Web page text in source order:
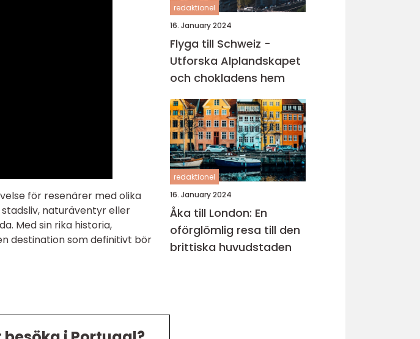
för resenärer med olika
naturäventyr eller
Med sin rika historia,
destination som definitivt bör
redaktionel
16. January 2024
Flyga till Schweiz -
Utforska Alplandskapet
och chokladens hem
redaktionel
16. January 2024
Åka till London: En
oförglömlig resa till den
brittiska huvudstaden